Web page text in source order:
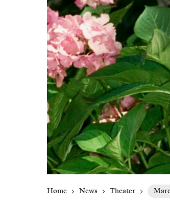
Home News Theater